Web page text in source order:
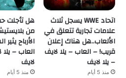
اتحاد WWE يسجل ثلاث
علامات تجارية تتعلق في
الألعاب..هل هناك إعلان
قريب! – العاب – يلا لايف
– يلا لايف
منذ 5 أيام
هل تأجلت
من
الأرباح
العاب – يلا
لايف
منذ 5 أيام